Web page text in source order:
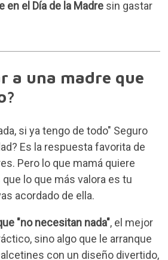
en el Día de la Madresin gastar
a una madre que
si ya tengo de todo" Seguro
Es la respuesta favorita de
Pero lo que mamá quiere
lo que más valora es tu
acordado de ella.
"no necesitan nada", el mejor
sino algo que le arranque
con un diseño divertido,